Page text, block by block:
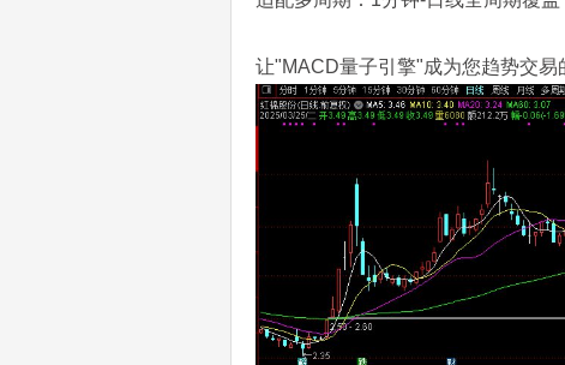
让"MACD量子引擎"成为您趋势交易